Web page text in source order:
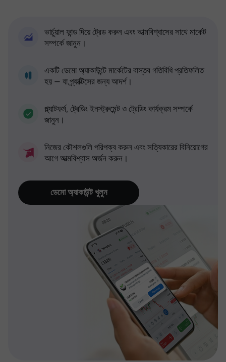
ভার্চুয়াল ফান্ড দিয়ে ট্রেড করুন এবং আত্মবিশ্বাসের সাথে মার্কেট
সম্পর্কে জানুন।
একটি ডেমো অ্যাকাউন্টে মার্কেটের বাস্তব গতিবিধি প্রতিফলিত
হয় — যা প্র্যাক্টিসের জন্য আদর্শ।
প্ল্যাটফর্ম, ট্রেডিং ইনস্ট্রুমেন্ট ও ট্রেডিং কার্যক্রম সম্পর্কে
জানুন।
নিজের কৌশলগুলি পরিপক্ব করুন এবং সত্যিকারের বিনিয়োগের
আগে আত্মবিশ্বাস অর্জন করুন।
ডেমো অ্যাকাউন্ট খুলুন